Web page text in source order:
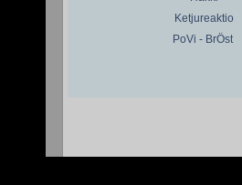
Ketjureaktio
PoVi - BrÖst